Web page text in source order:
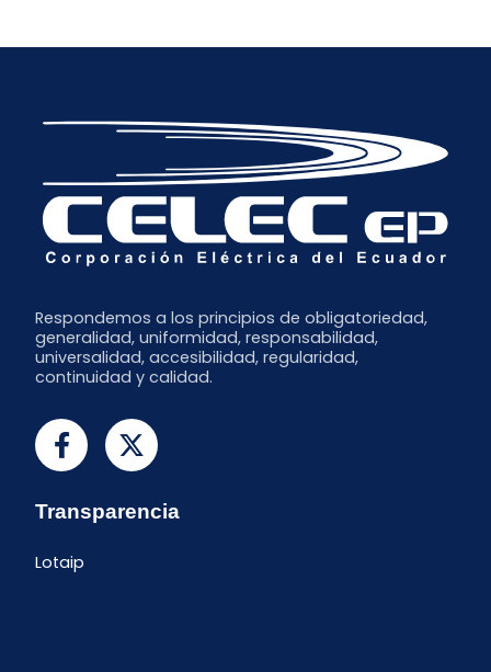
Respondemos a los principios de obligatoriedad,
generalidad, uniformidad, responsabilidad,
universalidad, accesibilidad, regularidad,
continuidad y calidad.
Transparencia
Lotaip